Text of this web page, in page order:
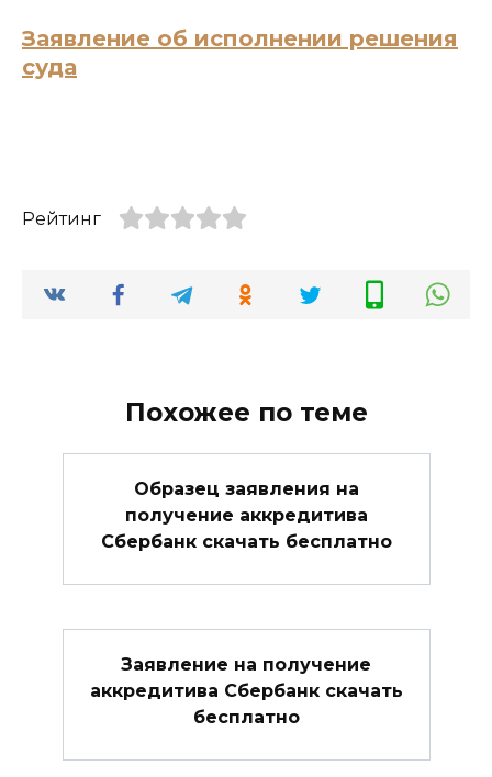
Заявление об исполнении решения
суда
Рейтинг
Похожее по теме
Образец заявления на
получение аккредитива
Сбербанк скачать бесплатно
Заявление на получение
аккредитива Сбербанк скачать
бесплатно